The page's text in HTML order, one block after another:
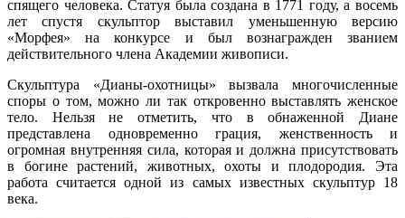
спящего человека. Статуя была создана в 1771 году, а восемь
лет спустя скульптор выставил уменьшенную версию
«Морфея» на конкурсе и был вознагражден званием
действительного члена Академии живописи.
Скульптура «Дианы-охотницы» вызвала многочисленные
споры о том, можно ли так откровенно выставлять женское
тело. Нельзя не отметить, что в обнаженной Диане
представлена одновременно грация, женственность и
огромная внутренняя сила, которая и должна присутствовать
в богине растений, животных, охоты и плодородия. Эта
работа считается одной из самых известных скульптур 18
века.